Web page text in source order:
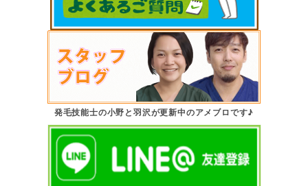
発毛技能士の小野と羽沢が更新中のアメブロです♪